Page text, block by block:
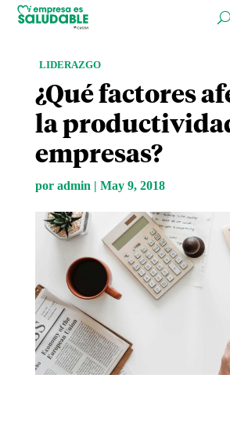
LIDERAZGO
¿Qué factores
la
empresas?
por admin | May 9, 2018